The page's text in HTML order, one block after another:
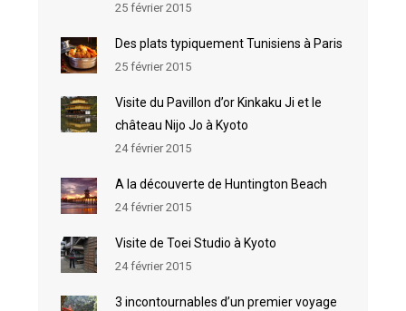
25 février 2015
Des plats typiquement Tunisiens à Paris
25 février 2015
Visite du Pavillon d’or Kinkaku Ji et le
château Nijo Jo à Kyoto
24 février 2015
A la découverte de Huntington Beach
24 février 2015
Visite de Toei Studio à Kyoto
24 février 2015
3 incontournables d’un premier voyage